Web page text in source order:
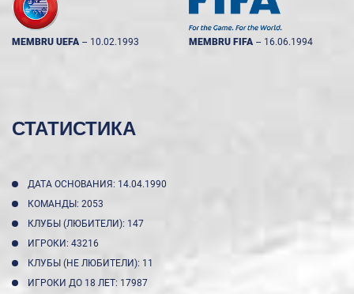
MEMBRU UEFA -- 10.02.1993 MEMBRU FIFA -- 16.06.1994
СТАТИСТИКА
ДАТА ОСНОВАНИЯ: 14.04.1990
КОМАНДЫ: 2053
КЛУБЫ (ЛЮБИТЕЛИ): 147
ИГРОКИ: 43216
КЛУБЫ (НЕ ЛЮБИТЕЛИ): 11
ИГРОКИ ДО 18 ЛЕТ: 17987